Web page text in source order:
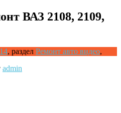
ВАЗ 2108, 2109,
, раздел Ремонт авто видео,
admin